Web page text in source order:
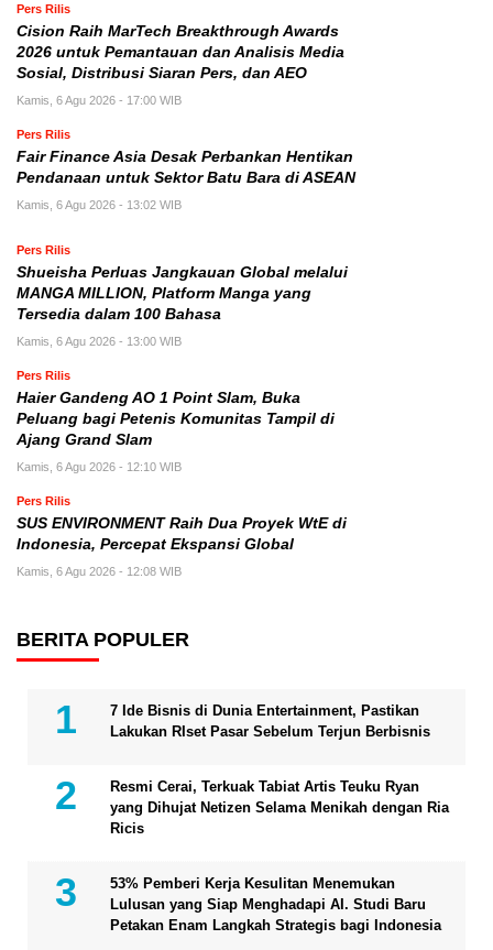
Pers Rilis
Cision Raih MarTech Breakthrough Awards
2026 untuk Pemantauan dan Analisis Media
Sosial, Distribusi Siaran Pers, dan AEO
Kamis, 6 Agu 2026 - 17:00 WIB
Pers Rilis
Fair Finance Asia Desak Perbankan Hentikan
Pendanaan untuk Sektor Batu Bara di ASEAN
Kamis, 6 Agu 2026 - 13:02 WIB
Pers Rilis
Shueisha Perluas Jangkauan Global melalui
MANGA MILLION, Platform Manga yang
Tersedia dalam 100 Bahasa
Kamis, 6 Agu 2026 - 13:00 WIB
Pers Rilis
Haier Gandeng AO 1 Point Slam, Buka
Peluang bagi Petenis Komunitas Tampil di
Ajang Grand Slam
Kamis, 6 Agu 2026 - 12:10 WIB
Pers Rilis
SUS ENVIRONMENT Raih Dua Proyek WtE di
Indonesia, Percepat Ekspansi Global
Kamis, 6 Agu 2026 - 12:08 WIB
BERITA POPULER
7 Ide Bisnis di Dunia Entertainment, Pastikan
Lakukan RIset Pasar Sebelum Terjun Berbisnis
Resmi Cerai, Terkuak Tabiat Artis Teuku Ryan
yang Dihujat Netizen Selama Menikah dengan Ria
Ricis
53% Pemberi Kerja Kesulitan Menemukan
Lulusan yang Siap Menghadapi AI. Studi Baru
Petakan Enam Langkah Strategis bagi Indonesia